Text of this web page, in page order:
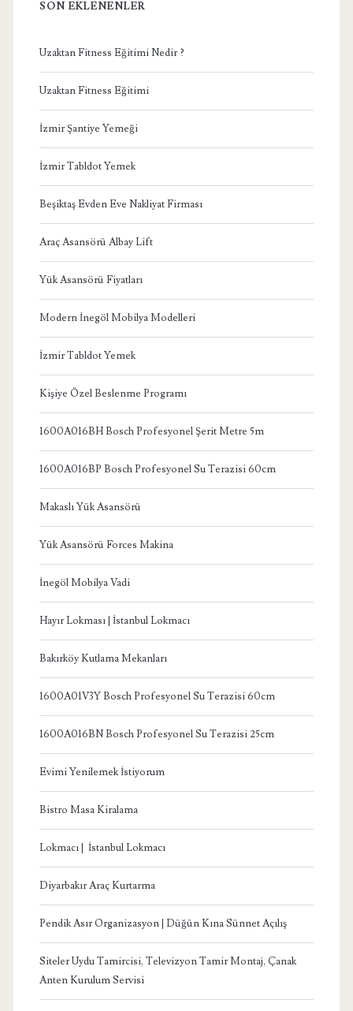
SON EKLENENLER
Uzaktan Fitness Eğitimi Nedir ?
Uzaktan Fitness Eğitimi
İzmir Şantiye Yemeği
İzmir Tabldot Yemek
Beşiktaş Evden Eve Nakliyat Firması
Araç Asansörü Albay Lift
Yük Asansörü Fiyatları
Modern İnegöl Mobilya Modelleri
İzmir Tabldot Yemek
Kişiye Özel Beslenme Programı
1600A016BH Bosch Profesyonel Şerit Metre 5m
1600A016BP Bosch Profesyonel Su Terazisi 60cm
Makaslı Yük Asansörü
Yük Asansörü Forces Makina
İnegöl Mobilya Vadi
Hayır Lokması | İstanbul Lokmacı
Bakırköy Kutlama Mekanları
1600A01V3Y Bosch Profesyonel Su Terazisi 60cm
1600A016BN Bosch Profesyonel Su Terazisi 25cm
Evimi Yenilemek İstiyorum
Bistro Masa Kiralama
Lokmacı | İstanbul Lokmacı
Diyarbakır Araç Kurtarma
Pendik Asır Organizasyon | Düğün Kına Sünnet Açılış
Siteler Uydu Tamircisi, Televizyon Tamir Montaj, Çanak
Anten Kurulum Servisi